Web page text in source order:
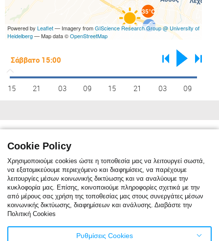
35°C
Powered by Leaflet— Imagery fromGIScience Research Group @ University of
Heidelberg— Map data ©OpenStreetMap
15 21 03 09 15 21 03 09
Η κλιματική αναφορά δείχνει τη μηνιαία μέση θερμοκρασία. Η κόκκινη
γραμμή είναι η μέση μέγιστη θερμοκρασία, ενώ η μπλε γραμμή είναι η
μέση ελάχιστη θερμοκρασία. Η μπλε στήλες δείχνουν τον μέσο όρο
ημερών/μήνα με βροχόπτωση. Για το τελευταίο εικοσιτετράωρο μέρα
Τα στατιστικά στοιχεία του κλίματος βασίζονται σε δεδομένα του
Cookie Policy
Χρησιμοποιούμε cookies ώστε η τοποθεσία μας να λειτουργεί σωστά,
να εξατομικεύουμε περιεχόμενο και διαφημίσεις, να παρέχουμε
λειτουργίες μέσων κοινωνικής δικτύωσης και να αναλύουμε την
κυκλοφορία μας. Επίσης, κοινοποιούμε πληροφορίες σχετικά με την
από μέρους σας χρήση της τοποθεσίας μας στους συνεργάτες μέσων
κοινωνικής δικτύωσης, διαφημίσεων και ανάλυσης. Διαβάστε την
Πολιτική Cookies
Ρυθμίσεις Cookies